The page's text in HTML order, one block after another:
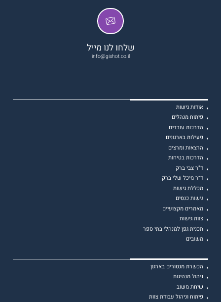
שלחו לנו מייל
info@gishot.co.il
אודות גישות
פיתוח מנהלים
הדרכות עובדים
פעילות בארגונים
הרצאות ומרצים
הדרכות בטיחות
ד"ר צבי ברק
ד״ר מיכל שלי ברק
מכללת גישות
גישות כנסים
מאמרים מקצועיים
צוות גישות
תכנית גפן למנהלי בתי ספר
משובים
הכשרת מנטורים בארגון
ניהול מנהיגות
שיחת משוב
פיתוח וניהול עבודת צוות